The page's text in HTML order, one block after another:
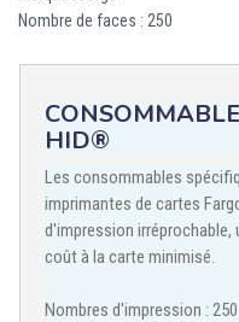
Nombre de faces : 250
HID®
Les consommables
imprimantes de cartes
d'impression
coût à la carte minimisé.
Nombres d'impression :